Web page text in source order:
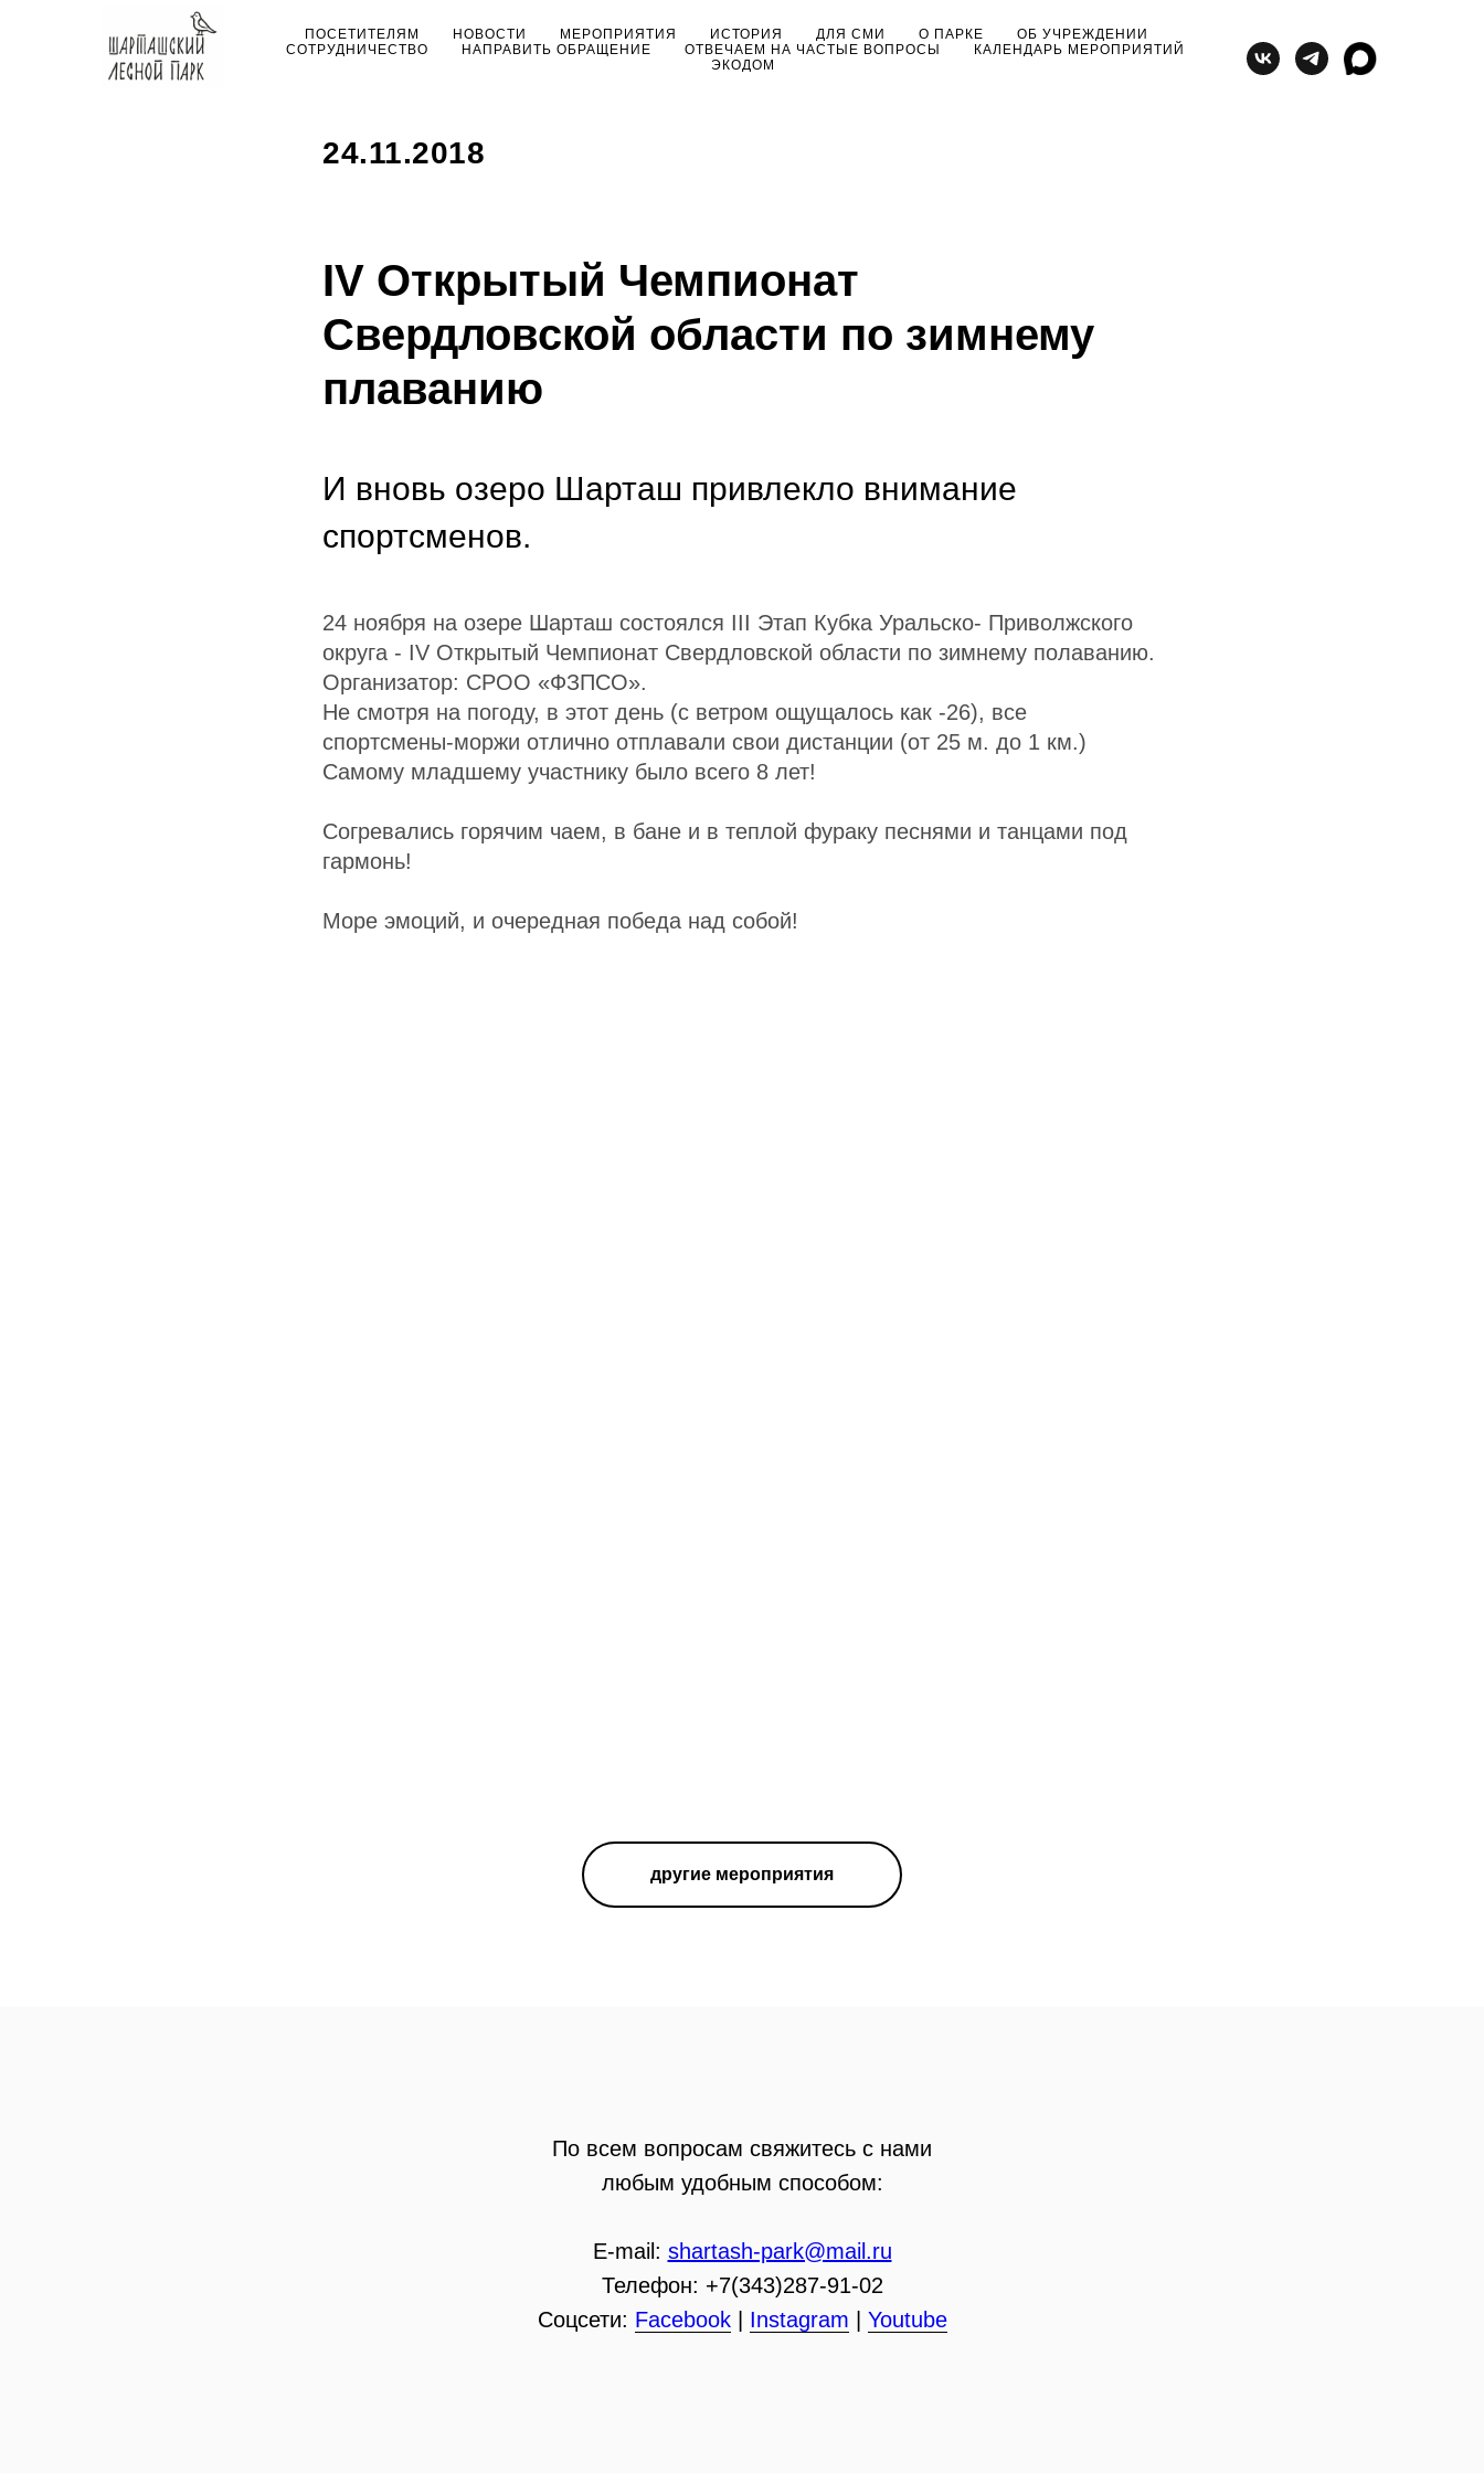
ПОСЕТИТЕЛЯМ НОВОСТИ МЕРОПРИЯТИЯ ИСТОРИЯ ДЛЯ СМИ О ПАРКЕ
ОБ УЧРЕЖДЕНИИ
СОТРУДНИЧЕСТВО
НАПРАВИТЬ ОБРАЩЕНИЕ ОТВЕЧАЕМ НА ЧАСТЫЕ ВОПРОСЫ
КАЛЕНДАРЬ МЕРОПРИЯТИЙ
ЭКОДОМ
24.11.2018
IV Открытый Чемпионат
Свердловской области по зимнему
плаванию
И вновь озеро Шарташ привлекло внимание
спортсменов.
24 ноября на озере Шарташ состоялся III Этап Кубка Уральско- Приволжского
округа - IV Открытый Чемпионат Свердловской области по зимнему полаванию.
Организатор: СРОО «ФЗПСО».
Не смотря на погоду, в этот день (с ветром ощущалось как -26), все
спортсмены-моржи отлично отплавали свои дистанции (от 25 м. до 1 км.)
Самому младшему участнику было всего 8 лет!
Согревались горячим чаем, в бане и в теплой фураку песнями и танцами под
гармонь!
Море эмоций, и очередная победа над собой!
другие мероприятия
По всем вопросам свяжитесь с нами
любым удобным способом:
E-mail: shartash-park@mail.ru
Телефон: +7(343)287-91-02
Соцсети: Facebook| Instagram | Youtube